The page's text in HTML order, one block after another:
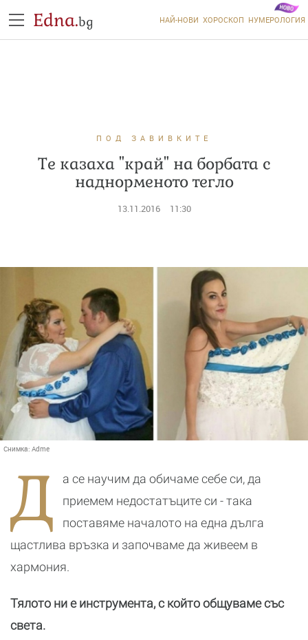
Edna.bg НАЙ-НОВИ ХОРОСКОП НУМЕРОЛОГИЯ
ПОД ЗАВИВКИТЕ
Те казаха "край" на борбата с
наднорменото тегло
13.11.2016 11:30
Снимка: Adme
Д
а се научим да обичаме себе си, да
приемем недостатъците си - така
поставяме началото на една дълга
щастлива връзка и започваме да живеем в
хармония.
Тялото ни е инструмента, с който общуваме със
света.